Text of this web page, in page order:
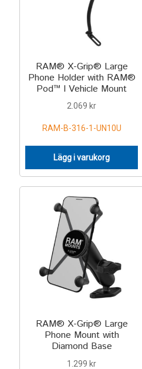
RAM® X-Grip® Large
Phone Holder with RAM®
Pod™ I Vehicle Mount
2.069 kr
RAM-B-316-1-UN10U
Lägg i varukorg
RAM® X-Grip® Large
Phone Mount with
Diamond Base
1.299 kr